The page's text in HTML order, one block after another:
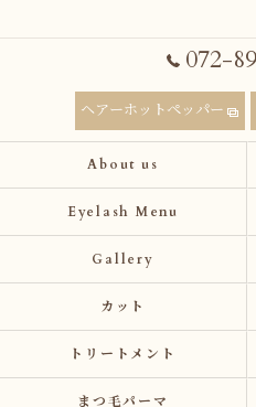
072-
ヘアーホットペッパー
About us
Eyelash Menu
Gallery
カット
トリートメント
まつ毛パーマ